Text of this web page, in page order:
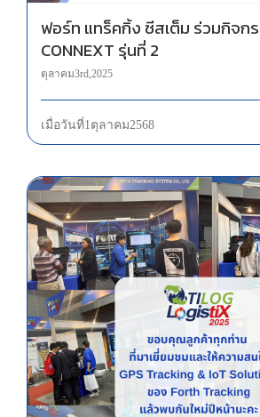
ฟอร์ท แทร็คกิ้ง ซีสเต็ม ร่วมกิจก
CONNEXT รุ่นที่ 2
ตุลาคม 3rd, 2025
เมื่อวันที่ 1 ตุลาคม 2568